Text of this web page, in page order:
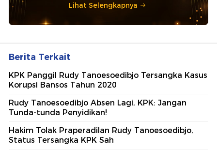
Lihat Selengkapnya
Berita Terkait
KPK Panggil Rudy Tanoesoedibjo Tersangka Kasus
Korupsi Bansos Tahun 2020
Rudy Tanoesoedibjo Absen Lagi, KPK: Jangan
Tunda-tunda Penyidikan!
Hakim Tolak Praperadilan Rudy Tanoesoedibjo,
Status Tersangka KPK Sah